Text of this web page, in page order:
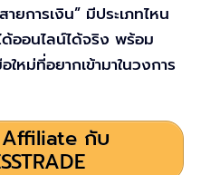
ยการเงิน” มีประเภทไหน
ด้ออนไลน์ได้จริง พร้อม
หม่ที่อยากเข้ามาในวงการ
กับ